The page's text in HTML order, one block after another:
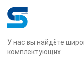
У нас вы найдёте
комплектующих